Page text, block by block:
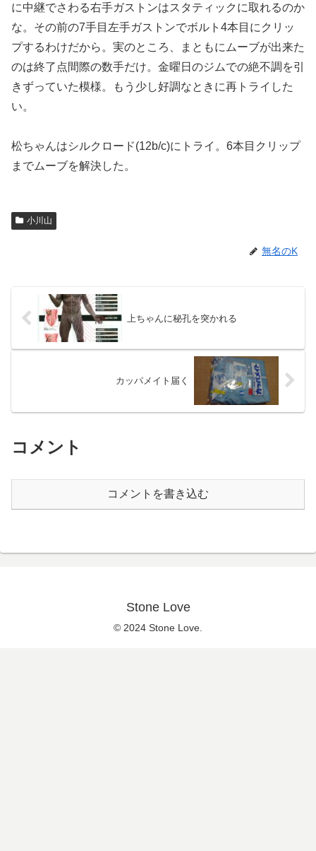
に中継でさわる右手ガストンはスタティックに取れるのか
な。その前の7手目左手ガストンでボルト4本目にクリッ
プするわけだから。実のところ、まともにムーブが出来た
のは終了点間際の数手だけ。金曜日のジムでの絶不調を引
きずっていた模様。もう少し好調なときに再トライした
い。
松ちゃんはシルクロード(12b/c)にトライ。6本目クリップ
までムーブを解決した。
小川山
無名のK
上ちゃんに秘孔を突かれる
カッパメイト届く
コメント
コメントを書き込む
Stone Love
© 2024 Stone Love.